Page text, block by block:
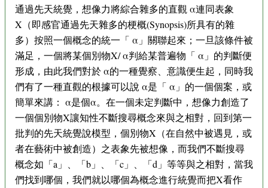
通過先天統覺，想像力將綜合雜多的直觀 α連同表象
X（即感官通過先天雜多的梗概(Synopsis)所具有的雜
多）按照一個概念的統一「 α」關聯起來；一旦該條件被
滿足，一個將某個別物X/ α判給某普遍物「 α」的判斷便
形成，由此我們對於 α的一種覺察、意識便生起，同時我
們有了一種直觀的根據可以說 α是「 α」的一個個案，或
簡單來講： α是個α。在一個未定判斷中，想像力創造了
一個個別物X讓知性不斷搜尋概念來與之相對，回到第一
批判的先天統覺說模型，個別物X（在自然中被遇見，或
者在藝術中被創造）之表象先被想像，而我們不斷搜尋
概念如「a」、「b」、「c」、「d」等等與之相對，當我
們找到哪個，我們就以哪個為概念進行統覺而把X看作